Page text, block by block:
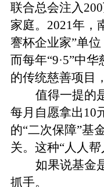
联合总会注入
家庭。2021年，
謇杯企业家”单
而每年“9·5”中
的传统慈善项目
值得一提的
每月自愿拿出10
的“二次保障”基
关。这种“人人
如果说基金
抓手。